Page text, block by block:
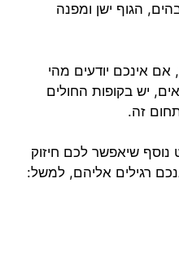
הגוף ישן ומפנה
אם אינכם יודעים מהי
יש בקופות החולים
זה.
שיאפשר לכם חיזוק
רגילים אליהם, למשל: